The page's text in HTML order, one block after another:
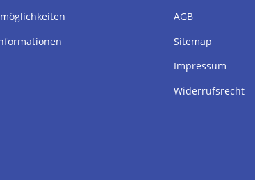
AGB
Sitemap
Impressum
Widerrufsrecht